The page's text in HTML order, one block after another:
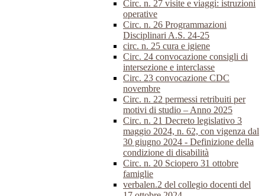
Circ. n. 27 visite e viaggi: istruzioni
operative
Circ. n. 26 Programmazioni
Disciplinari A.S. 24-25
circ. n. 25 cura e igiene
Circ. 24 convocazione consigli di
intersezione e interclasse
Circ. 23 convocazione CDC
novembre
Circ. n. 22 permessi retribuiti per
motivi di studio – Anno 2025
Circ. n. 21 Decreto legislativo 3
maggio 2024, n. 62, con vigenza dal
30 giugno 2024 - Definizione della
condizione di disabilità
Circ. n. 20 Sciopero 31 ottobre
famiglie
verbalen.2 del collegio docenti del